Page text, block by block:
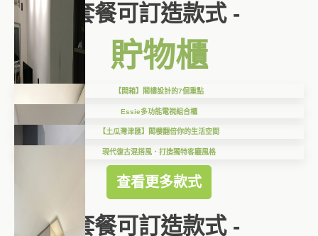
套餐可訂造款式 -
貯物櫃
【開箱】閣樓設計的7個重點
Essie多功能電視組合櫃
【土瓜灣津匯】閣樓翻倍你的生活空間
現代復古混搭風．打造獨特客廳風格
查看更多款式
套餐可訂造款式 -